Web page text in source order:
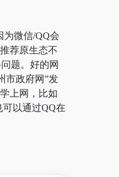
为微信/QQ会
荐原生态不
题。好的网
市政府网”发
上网，比如
以通过QQ在